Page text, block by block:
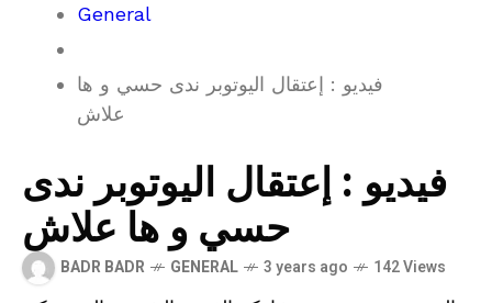
General
فيديو : إعتقال اليوتوبر ندى حسي و ها
علاش
فيديو : إعتقال اليوتوبر ندى
حسي و ها علاش
BADR BADR GENERAL 3 years ago
142 Views